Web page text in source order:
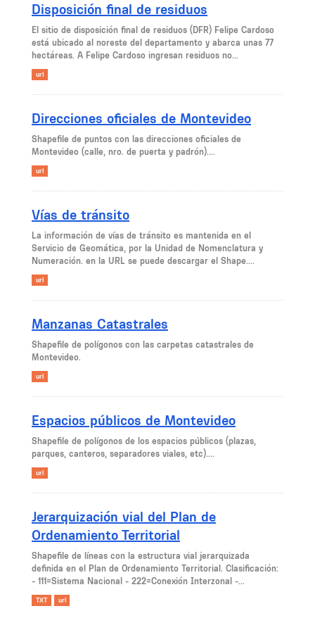
Disposición final de residuos
El sitio de disposición final de residuos (DFR) Felipe Cardoso
está ubicado al noreste del departamento y abarca unas 77
hectáreas. A Felipe Cardoso ingresan residuos no...
url
Direcciones oficiales de Montevideo
Shapefile de puntos con las direcciones oficiales de
Montevideo (calle, nro. de puerta y padrón)....
url
Vías de tránsito
La información de vías de tránsito es mantenida en el
Servicio de Geomática, por la Unidad de Nomenclatura y
Numeración. en la URL se puede descargar el Shape....
url
Manzanas Catastrales
Shapefile de polígonos con las carpetas catastrales de
Montevideo.
url
Espacios públicos de Montevideo
Shapefile de polígonos de los espacios públicos (plazas,
parques, canteros, separadores viales, etc)....
url
Jerarquización vial del Plan de
Ordenamiento Territorial
Shapefile de líneas con la estructura vial jerarquizada
definida en el Plan de Ordenamiento Territorial. Clasificación:
- 111=Sistema Nacional - 222=Conexión Interzonal -...
TXT url